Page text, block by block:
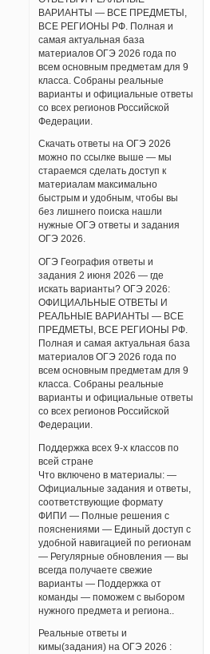
ВАРИАНТЫ — ВСЕ ПРЕДМЕТЫ,
ВСЕ РЕГИОНЫ РФ. Полная и
самая актуальная база
материалов ОГЭ 2026 года по
всем основным предметам для 9
класса. Собраны реальные
варианты и официальные ответы
со всех регионов Российской
Федерации.
Скачать ответы на ОГЭ 2026
можно по ссылке выше — мы
стараемся сделать доступ к
материалам максимально
быстрым и удобным, чтобы вы
без лишнего поиска нашли
нужные ОГЭ ответы и задания
ОГЭ 2026.
ОГЭ География ответы и
задания 2 июня 2026 — где
искать варианты? ОГЭ 2026:
ОФИЦИАЛЬНЫЕ ОТВЕТЫ И
РЕАЛЬНЫЕ ВАРИАНТЫ — ВСЕ
ПРЕДМЕТЫ, ВСЕ РЕГИОНЫ РФ.
Полная и самая актуальная база
материалов ОГЭ 2026 года по
всем основным предметам для 9
класса. Собраны реальные
варианты и официальные ответы
со всех регионов Российской
Федерации.
Поддержка всех 9-х классов по
всей стране
Что включено в материалы: —
Официальные задания и ответы,
соответствующие формату
ФИПИ — Полные решения с
пояснениями — Единый доступ с
удобной навигацией по регионам
— Регулярные обновления — вы
всегда получаете свежие
варианты — Поддержка от
команды — поможем с выбором
нужного предмета и региона..
Реальные ответы и
кимы(задания) на ОГЭ 2026 :